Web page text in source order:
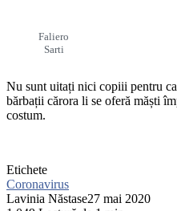
Faliero
Sarti
Nu sunt uitați nici copiii pentru
bărbații cărora li se oferă măști
costum.
Etichete
Coronavirus
Lavinia Năstase27 mai 2020